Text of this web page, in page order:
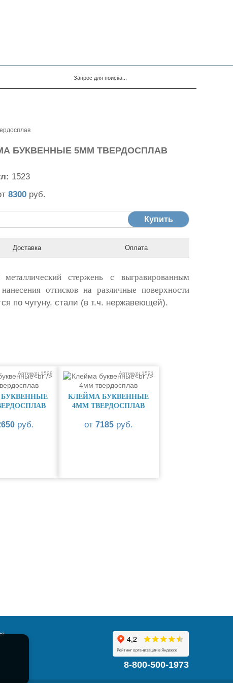
БУКВЕННЫЕ 5ММ ТВЕРДОСПЛАВ
1523
8300 руб.
Купить
Доставка Оплата
стержень с выгравированным
оттисков на различные поверхности
по чугуну, стали (в т.ч. нержавеющей).
Артикул: 1529
руб.
Артикул: 1521
КЛЕЙМА БУКВЕННЫЕ
4ММ ТВЕРДОСПЛАВ
от 7185руб.
8-800-500-1973